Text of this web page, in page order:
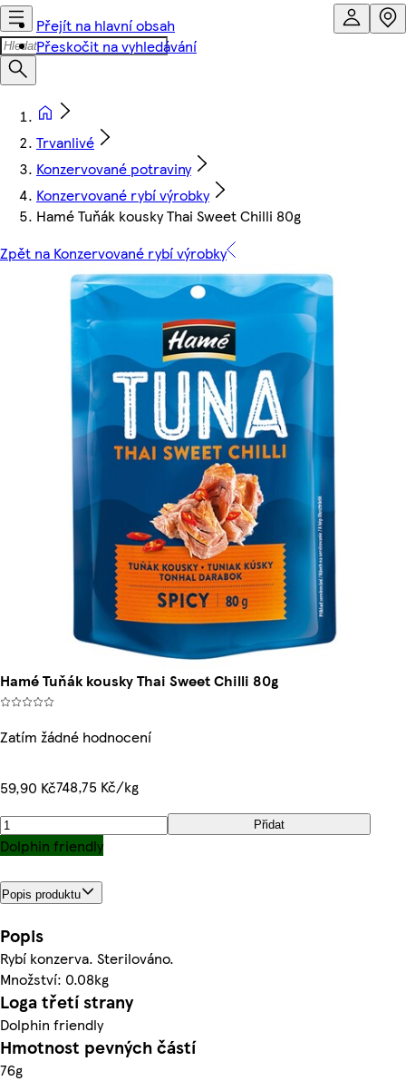
Přejít na hlavní obsah
Přeskočit na vyhledávání
Trvanlivé
Konzervované potraviny
Konzervované rybí výrobky
Hamé Tuňák kousky Thai Sweet Chilli 80g
Zpět na Konzervované rybí výrobky
Hamé Tuňák kousky Thai Sweet Chilli 80g
Zatím žádné hodnocení
59,90 Kč748,75 Kč/kg
Přidat
Dolphin friendly
Popis produktu
Popis
Rybí konzerva. Sterilováno.
Množství: 0.08kg
Loga třetí strany
Dolphin friendly
Hmotnost pevných částí
76g